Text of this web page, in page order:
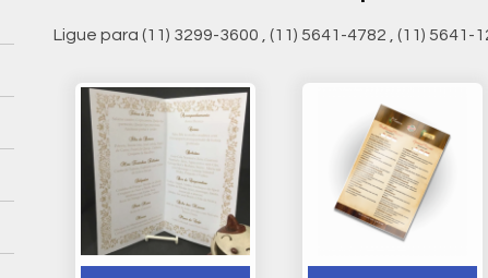
Ligue para (11) 3299-3600 (11) 5641-4782 (11) 5641-